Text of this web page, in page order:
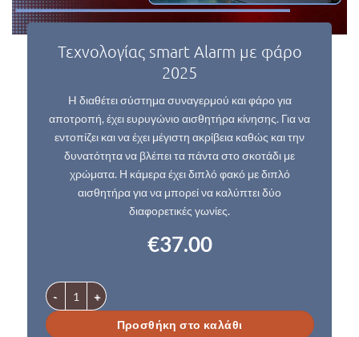
Τεχνολογίας smart Alarm με φάρο
2025
H διαθέτει σύστημα συναγερμού και φάρο για
αποτροπή, έχει ευρυγώνιο αισθητήρα κίνησης. Για να
εντοπίζει και να έχει μέγιστη ακρίβεια καθώς και την
δυνατότητα να βλέπει τα πάντα στο σκοτάδι με
χρώματα. Η κάμερα έχει διπλό φακό με διπλό
αισθητήρα για να μπορεί να καλύπτει δύο
διαφορετικές γωνίες.
€37.00
Κάμερα wifi ασύρματη σταθερή ιδανική για εσωτερικούς
Προσθήκη στο καλάθι